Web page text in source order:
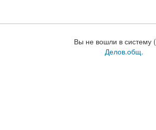
Вы не вошли в систему (
Делов.общ.